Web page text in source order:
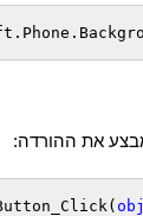
את ההורדה: